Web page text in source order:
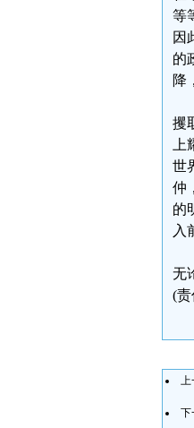
等
因
的
降
攫
世
仲
的
入
无
(
上
下